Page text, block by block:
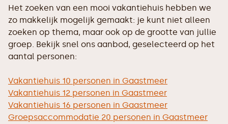
Het zoeken van een mooi vakantiehuis hebben we
zo makkelijk mogelijk gemaakt: je kunt niet alleen
zoeken op thema, maar ook op de grootte van jullie
groep. Bekijk snel ons aanbod, geselecteerd op het
aantal personen:
Vakantiehuis 10 personen in Gaastmeer
Vakantiehuis 12 personen in Gaastmeer
Vakantiehuis 16 personen in Gaastmeer
Groepsaccommodatie 20 personen in Gaastmeer